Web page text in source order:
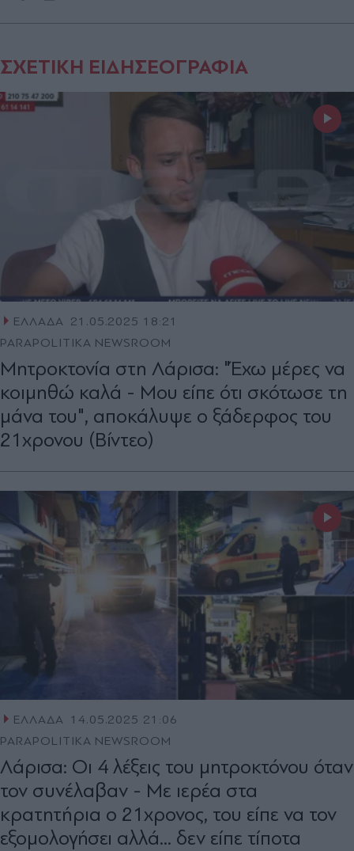
ΣΧΕΤΙΚΗ ΕΙΔΗΣΕΟΓΡΑΦΙΑ
ΕΛΛΑΔΑ
21.05.2025 18:21
PARAPOLITIKA NEWSROOM
Μητροκτονία στη Λάρισα: "Έχω μέρες να
κοιμηθώ καλά - Μου είπε ότι σκότωσε τη
μάνα του", αποκάλυψε ο ξάδερφος του
21χρονου (Βίντεο)
ΕΛΛΑΔΑ 14.05.2025 21:06
PARAPOLITIKA NEWSROOM
Λάρισα: Οι 4 λέξεις του μητροκτόνου όταν
τον συνέλαβαν - Με ιερέα στα
κρατητήρια ο 21χρονος, του είπε να τον
εξομολογήσει αλλά... δεν είπε τίποτα